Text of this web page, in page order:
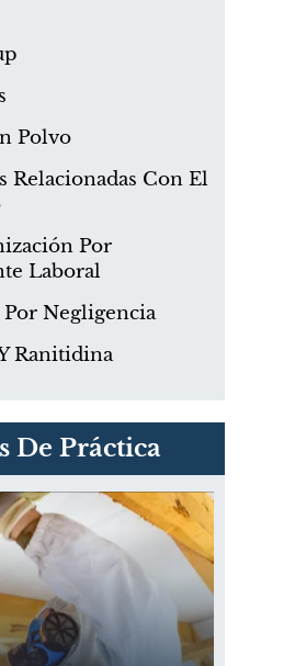
Polvo
Relacionadas Con El
Por
Laboral
Negligencia
Ranitidina
De Práctica
de polivinilo
Exposición